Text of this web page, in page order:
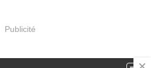
Publicité